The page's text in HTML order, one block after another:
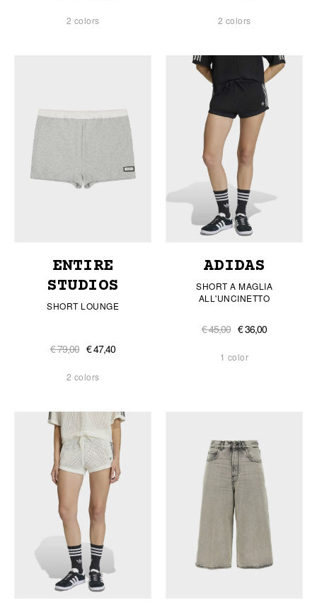
2 colors 2 colors
ENTIRE
STUDIOS
SHORT LOUNGE
€ 79,00 € 47,40
2 colors
ADIDAS
SHORT A MAGLIA
ALL'UNCINETTO
€ 45,00 € 36,00
1 color